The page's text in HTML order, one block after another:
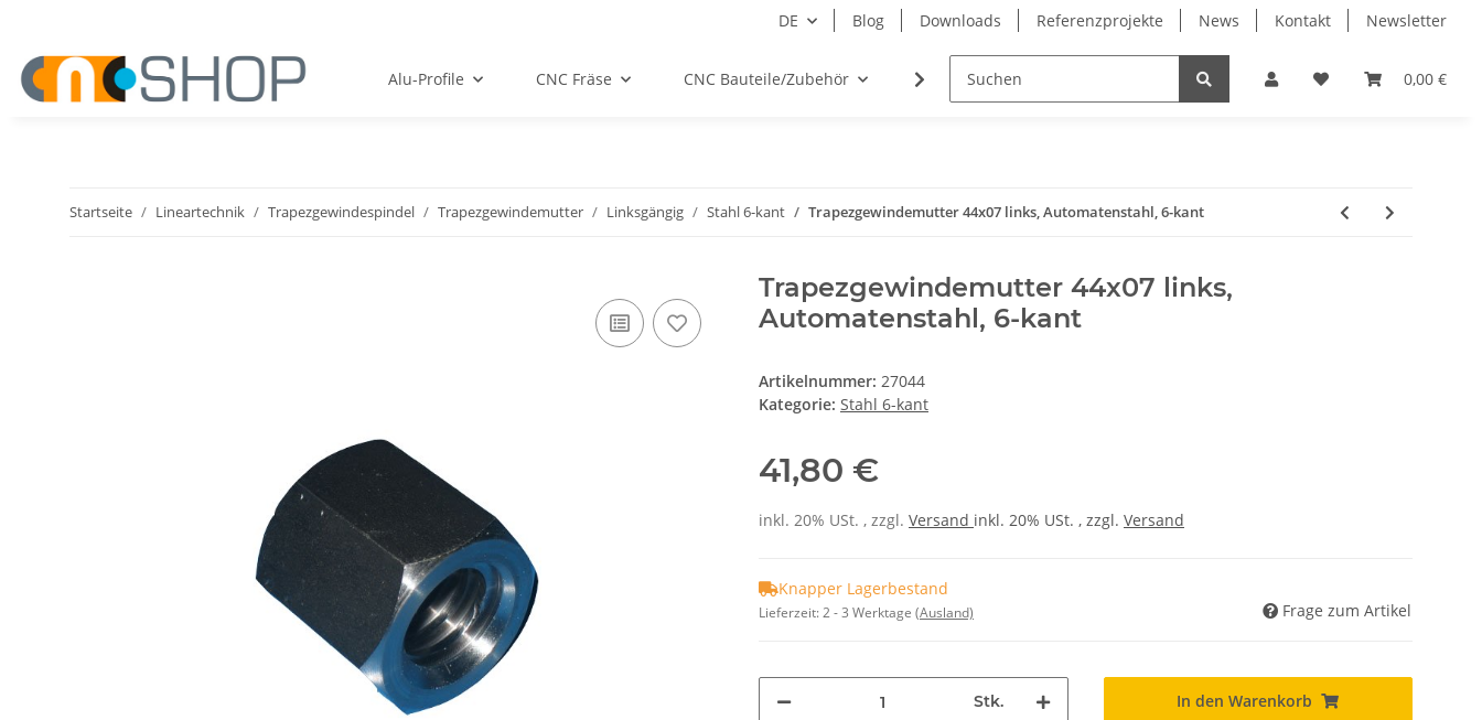
DE Blog Downloads Referenzprojekte News Kontakt Newsletter
0,00 €
Alu-Profile CNC Fräse CNC Bauteile/Zubehör Elektro Lagertechnik Lineartechnik
Startseite Lineartechnik Trapezgewindespindel Trapezgewindemutter Linksgängig Stahl 6-kant Trapezgewindemutter 44x07 links, Automatenstahl, 6-kant
Trapezgewindemutter 44x07 links,
Automatenstahl, 6-kant
Artikelnummer: 27044
Kategorie: Stahl 6-kant
41,80 €
inkl. 20% USt. , zzgl. Versand inkl. 20% USt. , zzgl. Versand
Knapper Lagerbestand
Lieferzeit:2 - 3 Werktage (Ausland) Frage zum Artikel
Stk. In den Warenkorb